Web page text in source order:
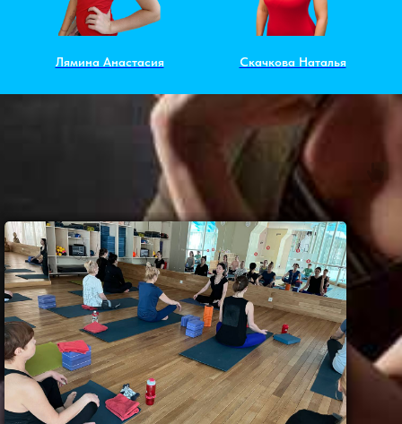
Лямина Анастасия Скачкова Наталья